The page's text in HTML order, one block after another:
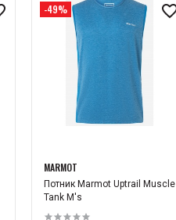
-49%
MARMOT
Потник Marmot Uptrail Muscle
Tank M's